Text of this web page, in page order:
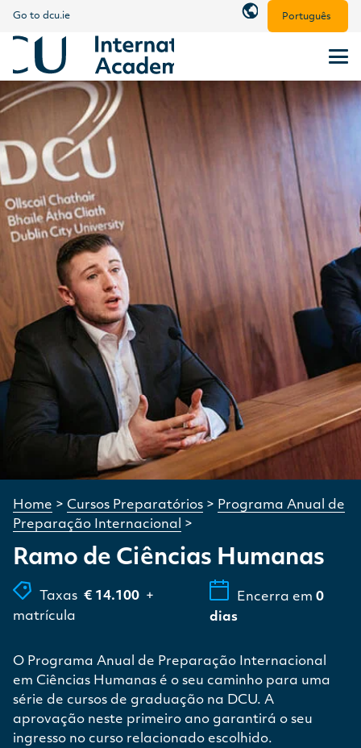
Go to dcu.ie Português
Home > Cursos Preparatórios > Programa Anual de
Preparação Internacional
>
Ramo de Ciências Humanas
Taxas € 14.100 +
matrícula
Encerra em0
dias
O Programa Anual de Preparação Internacional
em Ciências Humanas é o seu caminho para uma
série de cursos de graduação na DCU. A
aprovação neste primeiro ano garantirá o seu
ingresso no curso relacionado escolhido.